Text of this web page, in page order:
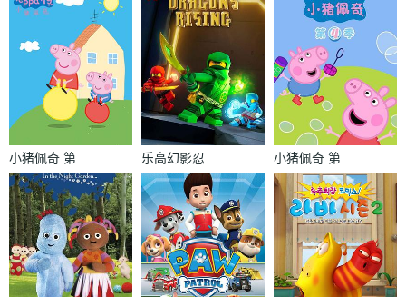
小猪佩奇 第
一季
乐高幻影忍
者：神龙崛起
小猪佩奇 第
四季